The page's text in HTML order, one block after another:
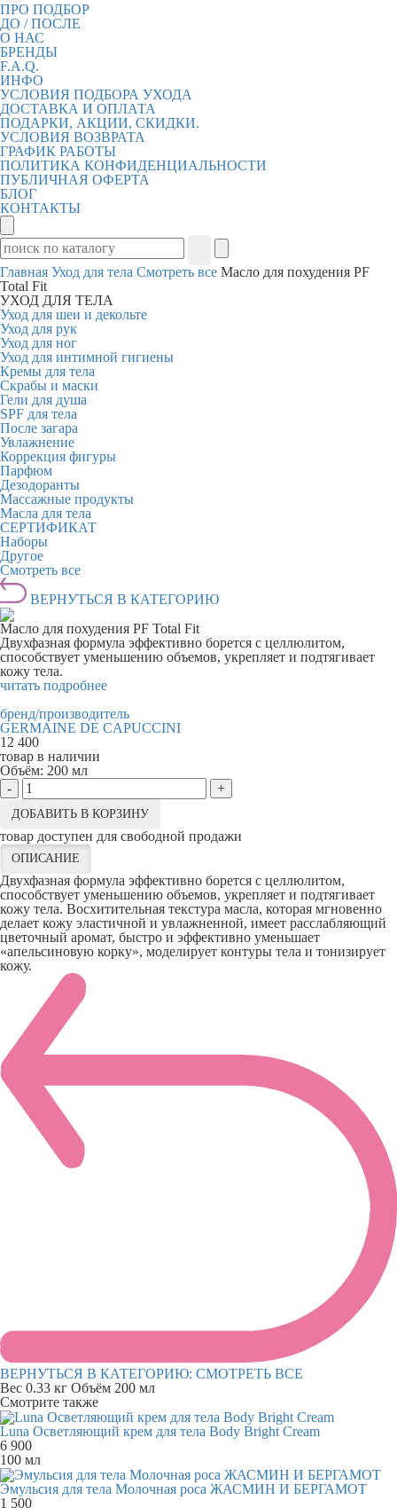
ПРО ПОДБОР
ДО / ПОСЛЕ
О НАС
БРЕНДЫ
F.A.Q.
ИНФО
УСЛОВИЯ ПОДБОРА УХОДА
ДОСТАВКА И ОПЛАТА
ПОДАРКИ, АКЦИИ, СКИДКИ.
УСЛОВИЯ ВОЗВРАТА
ГРАФИК РАБОТЫ
ПОЛИТИКА КОНФИДЕНЦИАЛЬНОСТИ
ПУБЛИЧНАЯ ОФЕРТА
БЛОГ
КОНТАКТЫ
Главная Уход для тела Смотреть все Масло для похудения PF
Total Fit
УХОД ДЛЯ ТЕЛА
Уход для шеи и декольте
Уход для рук
Уход для ног
Уход для интимной гигиены
Кремы для тела
Скрабы и маски
Гели для душа
SPF для тела
После загара
Увлажнение
Коррекция фигуры
Парфюм
Дезодоранты
Массажные продукты
Масла для тела
СЕРТИФИКАТ
Наборы
Другое
Смотреть все
ВЕРНУТЬСЯ В КАТЕГОРИЮ
Масло для похудения PF Total Fit
Двухфазная формула эффективно борется с целлюлитом,
способствует уменьшению объемов, укрепляет и подтягивает
кожу тела.
читать подробнее
бренд/производитель
GERMAINE DE CAPUCCINI
12 400
товар в наличии
Объём: 200 мл
-
+
ДОБАВИТЬ В КОРЗИНУ
товар доступен для свободной продажи
ОПИСАНИЕ
Двухфазная формула эффективно борется с целлюлитом,
способствует уменьшению объемов, укрепляет и подтягивает
кожу тела. Восхитительная текстура масла, которая мгновенно
делает кожу эластичной и увлажненной, имеет расслабляющий
цветочный аромат, быстро и эффективно уменьшает
«апельсиновую корку», моделирует контуры тела и тонизирует
кожу.
ВЕРНУТЬСЯ В КАТЕГОРИЮ: СМОТРЕТЬ ВСЕ
Вес 0.33 кг Объём 200 мл
Смотрите также
Luna Осветляющий крем для тела Body Bright Cream
6 900
100 мл
Эмульсия для тела Молочная роса ЖАСМИН И БЕРГАМОТ
1 500